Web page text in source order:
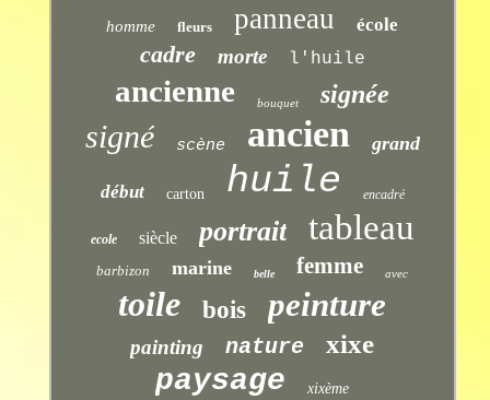
homme fleurs panneau école
cadre morte l'huile
ancienne bouquet signée
signé scène ancien grand
début carton huile encadré
ecole siècle portrait tableau
barbizon marine belle femme avec
toile bois peinture
painting nature xixe
paysage xixème